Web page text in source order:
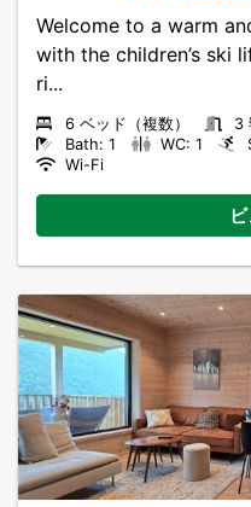
Welcome to a warm
with the children’s ski
ri...
6 ベッド（複数） 3
Bath: 1
WC: 1
Wi-Fi